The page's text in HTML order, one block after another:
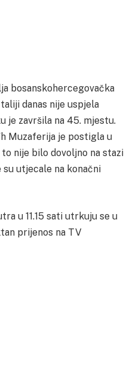
bosanskohercegovačka
danas nije uspjela
je završila na 45. mjestu.
Muzaferija je postigla u
nije bilo dovoljno na stazi
utjecale na konačni
u 11.15 sati utrkuju se u
prijenos na TV